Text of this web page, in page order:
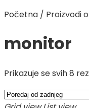
Početna / Proizvodi
monitor
Prikazuje se svih 8